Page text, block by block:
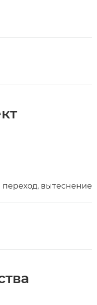
вытеснение